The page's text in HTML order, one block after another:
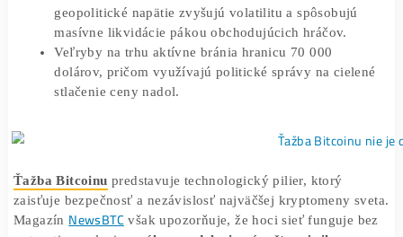
energii a dostupnej infraštruktúre.
Nové clá navrhované Donaldom Trumpom a
geopolitické napätie zvyšujú volatilitu a spôsobujú
masívne likvidácie pákou obchodujúcich hráčov.
Veľryby na trhu aktívne bránia hranicu 70 000